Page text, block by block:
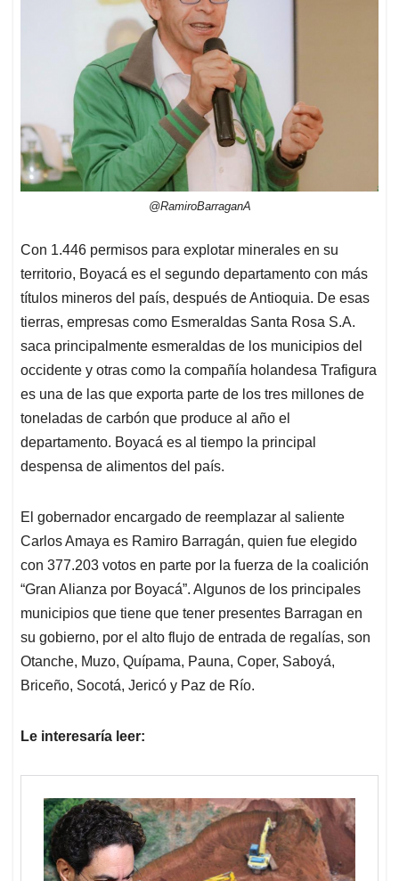
@RamiroBarraganA
Con 1.446 permisos para explotar minerales en su
territorio, Boyacá es el segundo departamento con más
títulos mineros del país, después de Antioquia. De esas
tierras, empresas como Esmeraldas Santa Rosa S.A.
saca principalmente esmeraldas de los municipios del
occidente y otras como la compañía holandesa Trafigura
es una de las que exporta parte de los tres millones de
toneladas de carbón que produce al año el
departamento. Boyacá es al tiempo la principal
despensa de alimentos del país.
El gobernador encargado de reemplazar al saliente
Carlos Amaya es Ramiro Barragán, quien fue elegido
con 377.203 votos en parte por la fuerza de la coalición
“Gran Alianza por Boyacá”. Algunos de los principales
municipios que tiene que tener presentes Barragan en
su gobierno, por el alto flujo de entrada de regalías, son
Otanche, Muzo, Quípama, Pauna, Coper, Saboyá,
Briceño, Socotá, Jericó y Paz de Río.
Le interesaría leer: